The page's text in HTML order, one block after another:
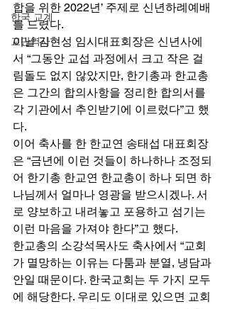
한국 교계
교단역사
합을 위한 2022년’ 주제로 신년하례예배
를 드렸다.
이날 김현성 임시대표회장은 신년사에
서 “그동안 교섭 과정에서 크고 작은 걸
림돌도 없지 않았지만, 한기총과 한교총
은 그간의 합의사항을 정리한 합의서를
각 기관에서 추인받기에 이르렀다”고 했
다.
이어 축사를 한 한교연 송태섭 대표회장
은 “금년에 이런 것들이 하나하나 조정되
어 한기총 한교연 한교총이 하나 되면 하
나님께서 얼마나 영광을 받으시겠나. 서
로 양보하고 내려놓고 포용하고 섬기는
이런 마음을 가져야 한다”고 했다.
한교총의 소강석목사도 축사에서 “교회
가 멸망하는 이유는 다툼과 분열, 냉담과
안일 때문이다. 한국교회는 두 가지 모두
에 해당한다. 우리도 이대로 있으면 교회